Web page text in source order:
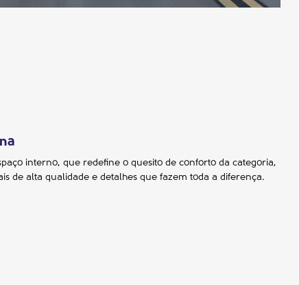
interno, que redefine o quesito de conforto da categoria,
de alta qualidade e detalhes que fazem toda a diferença.